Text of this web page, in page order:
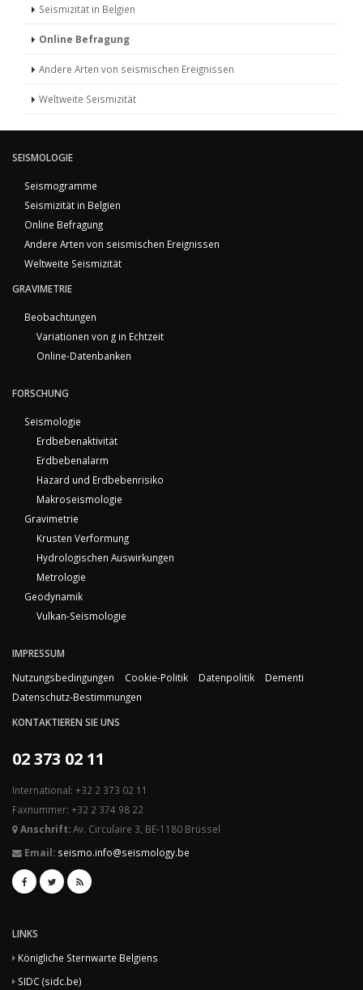
Seismizität in Belgien
Online Befragung
Andere Arten von seismischen Ereignissen
Weltweite Seismizität
SEISMOLOGIE
Seismogramme
Seismizität in Belgien
Online Befragung
Andere Arten von seismischen Ereignissen
Weltweite Seismizität
GRAVIMETRIE
Beobachtungen
Variationen von g in Echtzeit
Online-Datenbanken
FORSCHUNG
Seismologie
Erdbebenaktivität
Erdbebenalarm
Hazard und Erdbebenrisiko
Makroseismologie
Gravimetrie
Krusten Verformung
Hydrologischen Auswirkungen
Metrologie
Geodynamik
Vulkan-Seismologie
IMPRESSUM
Nutzungsbedingungen
Cookie-Politik Datenpolitik
Dementi
Datenschutz-Bestimmungen
KONTAKTIEREN SIE UNS
02 373 02 11
International: +32 2 373 02 11
Faxnummer: +32 2 374 98 22
Anschrift:Av. Circulaire 3, BE-1180 Brüssel
Email: seismo.info@seismology.be
LINKS
Königliche Sternwarte Belgiens
SIDC (sidc.be)